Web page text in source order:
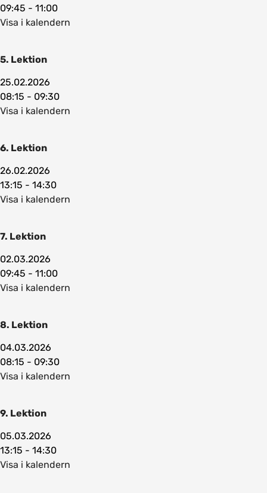
09:45 - 11:00
Visa i kalendern
5. Lektion
25.02.2026
08:15 - 09:30
Visa i kalendern
6. Lektion
26.02.2026
13:15 - 14:30
Visa i kalendern
7. Lektion
02.03.2026
09:45 - 11:00
Visa i kalendern
8. Lektion
04.03.2026
08:15 - 09:30
Visa i kalendern
9. Lektion
05.03.2026
13:15 - 14:30
Visa i kalendern